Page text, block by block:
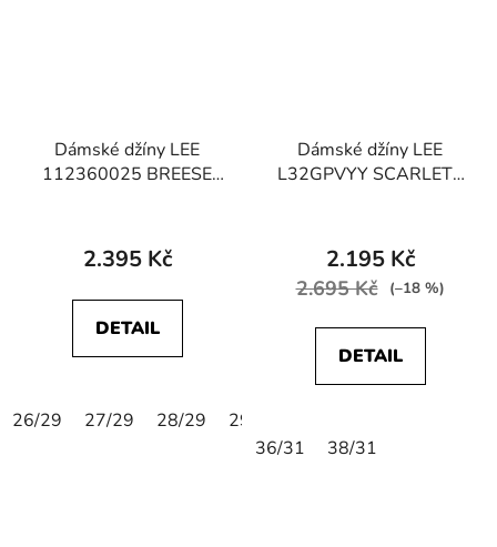
Dámské džíny LEE
112360025 BREESE
2.395 Kč
DETAIL
26/29 27/29 28/29 29/29
Dámské džíny LEE
L32GPVYY SCARLETT
2.195 Kč
2.695 Kč (–18 %)
DETAIL
36/31 38/31